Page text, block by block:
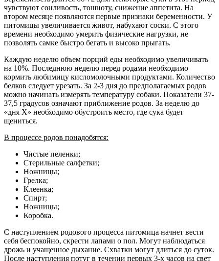
чувствуют сонливость, тошноту, снижение аппетита. На
втором месяце появляются первые признаки беременности. У
питомицы увеличивается живот, набухают соски. С этого
времени необходимо умерить физические нагрузки, не
позволять самке быстро бегать и высоко прыгать.
Каждую неделю объем порций еды необходимо увеличивать
на 10%. Последнюю неделю перед родами необходимо
кормить любимицу кисломолочными продуктами. Количество
белков следует урезать. За 2-3 дня до предполагаемых родов
можно начинать измерять температуру собаки. Показатели 37-
37,5 градусов означают приближение родов. За неделю до
«дня Х» необходимо обустроить место, где сука будет
щениться.
В процессе родов понадобятся:
Чистые пеленки;
Стерильные салфетки;
Ножницы;
Грелка;
Клеенка;
Спирт;
Ножницы;
Коробка.
С наступлением родового процесса питомица начнет вести
себя беспокойно, скрести лапами о пол. Могут наблюдаться
дрожь и учащенное дыхание. Схватки могут длиться до суток.
После наступления потуг в течении первых 3-х часов на свет